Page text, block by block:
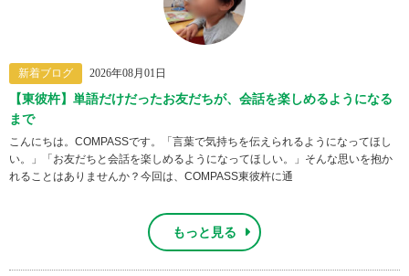
新着ブログ 2026年08月01日
【東彼杵】単語だけだったお友だちが、会話を楽しめるようになる
まで
こんにちは。COMPASSです。「言葉で気持ちを伝えられるようになってほし
い。」「お友だちと会話を楽しめるようになってほしい。」そんな思いを抱か
れることはありませんか？今回は、COMPASS東彼杵に通
もっと見る